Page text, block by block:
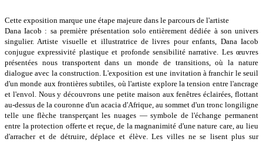
Cette exposition marque une étape majeure dans le parcours de l'artiste
Dana Iacob : sa première présentation solo entièrement dédiée à son univers
singulier. Artiste visuelle et illustratrice de livres pour enfants, Dana Iacob
conjugue expressivité plastique et profonde sensibilité narrative. Les œuvres
présentées nous transportent dans un monde de transitions, où la nature
dialogue avec la construction. L'exposition est une invitation à franchir le seuil
d'un monde aux frontières subtiles, où l'artiste explore la tension entre l'ancrage
et l'envol. Nous y découvrons une petite maison aux fenêtres éclairées, flottant
au-dessus de la couronne d'un acacia d'Afrique, au sommet d'un tronc longiligne
telle une flèche transperçant les nuages — symbole de l'échange permanent
entre la protection offerte et reçue, de la magnanimité d'une nature care, au lieu
d'arracher et de détruire, déplace et élève. Les villes ne se lisent plus sur